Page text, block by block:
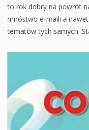
to rok dobry na powrót
mnóstwo e-maili a
tematów tych samych.